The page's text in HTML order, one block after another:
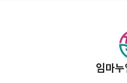
임마누